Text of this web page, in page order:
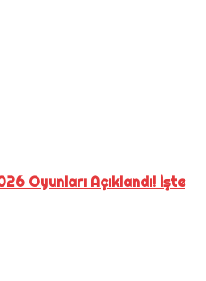
Oyunları Açıklandı! İşte